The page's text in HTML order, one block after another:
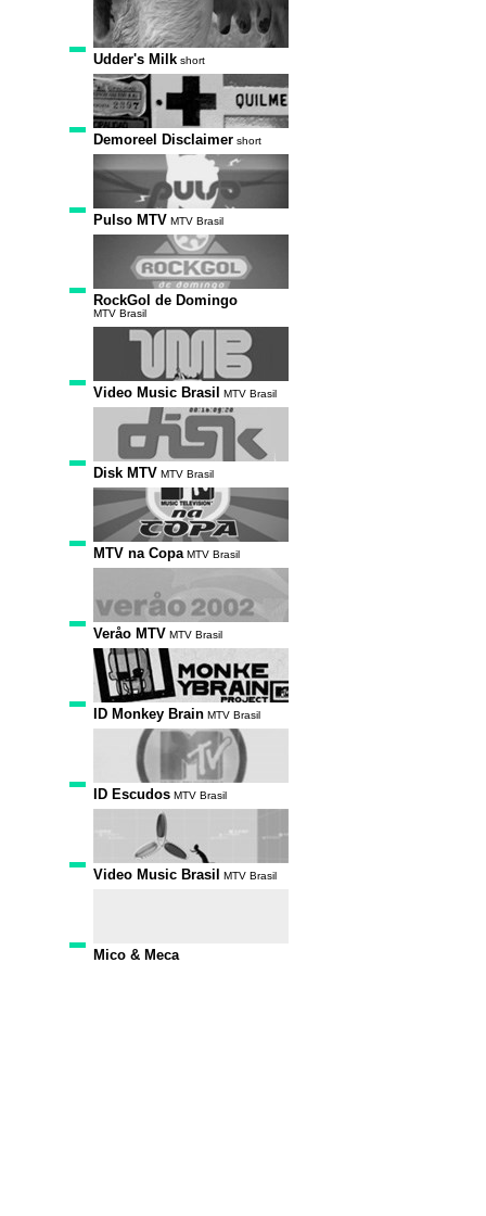
Udder's Milk short
Demoreel Disclaimer short
Pulso MTV MTV Brasil
RockGol de Domingo
MTV Brasil
Video Music Brasil MTV Brasil
Disk MTV MTV Brasil
MTV na Copa MTV Brasil
Veråo MTV MTV Brasil
ID Monkey Brain MTV Brasil
ID Escudos MTV Brasil
Video Music Brasil MTV Brasil
Mico & Meca